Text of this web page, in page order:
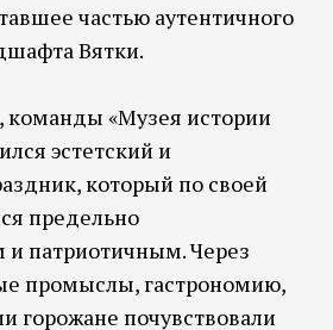
частью аутентичного
Вятки.
команды «Музея истории
эстетский и
который по своей
предельно
патриотичным. Через
промыслы, гастрономию,
горожане почувствовали